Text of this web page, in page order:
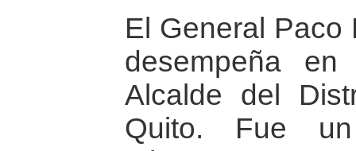
El General Paco
desempeña
Alcalde del
Quito. Fue